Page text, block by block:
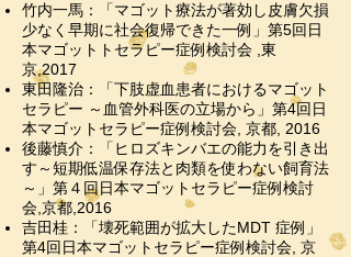
竹内一馬：「マゴット療法が著効し皮膚欠損
少なく早期に社会復帰できた一例」第5回日
本マゴットトセラピー症例検討会 ,東
京,2017
東田隆治：「下肢虚血患者におけるマゴット
セラピー ～血管外科医の立場から」第4回日
本マゴットセラピー症例検討会, 京都, 2016
後藤慎介：「ヒロズキンバエの能力を引き出
す～短期低温保存法と肉類を使わない飼育法
～」第４回日本マゴットセラピー症例検討
会,京都,2016
吉田桂：「壊死範囲が拡大したMDT 症例」
第4回日本マゴットセラピー症例検討会, 京